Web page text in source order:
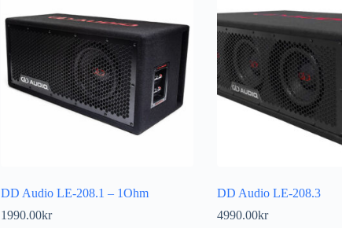
DD Audio LE-208.1 – 1Ohm
1990.00kr
DD Audio LE-208.3
4990.00kr